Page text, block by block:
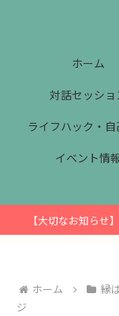
ホーム
対話セッショ
ライフハック・
イベント情
【大切なお知らせ
ホーム 縁
ジ